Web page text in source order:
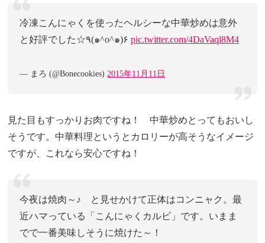
冷凍こんにゃくを使ったヘルシーな中華炒めは意外
と好評でした☆٩(๑^o^๑)۶pic.twitter.com/4DaVaql8M4
— まろ (@Bonecookies) 2015年11月11日
見た目もすっかりお肉ですね！ 中華炒めとってもおいし
そうです。中華料理というとカロリーが高そうなイメージ
ですが、これなら安心ですね！
今夜は焼肉～♪ と見せかけて正体はコンニャク。最
近ハマっている「こんにゃくカルビ」です。いまま
でで一番美味しそうに焼けた～！